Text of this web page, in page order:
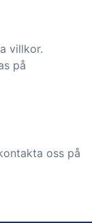
villkor.
på
oss på